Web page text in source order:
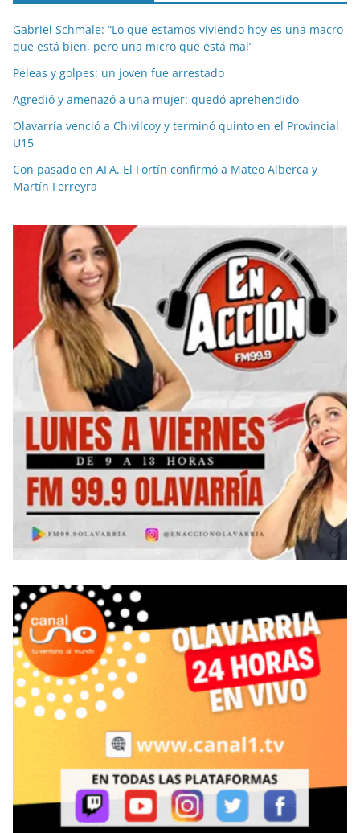
Gabriel Schmale: “Lo que estamos viviendo hoy es una macro
que está bien, pero una micro que está mal”
Peleas y golpes: un joven fue arrestado
Agredió y amenazó a una mujer: quedó aprehendido
Olavarría venció a Chivilcoy y terminó quinto en el Provincial
U15
Con pasado en AFA, El Fortín confirmó a Mateo Alberca y
Martín Ferreyra